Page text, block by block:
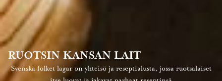
RUOTSIN KANSAN LAIT
Svenska folket lagar on yhteisö ja reseptialusta, jossa ruotsalaiset